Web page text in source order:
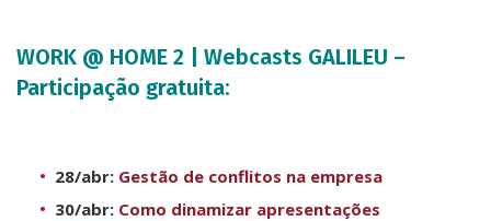
WORK @ HOME 2 | Webcasts GALILEU –
Participação gratuita:
28/abr: Gestão de conflitos na empresa
30/abr: Como dinamizar apresentações